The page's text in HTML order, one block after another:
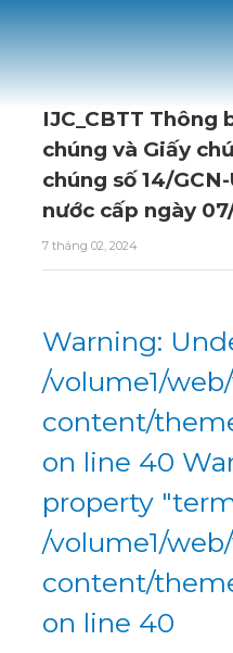
IJC_CBTT Thông
chúng và Giấy
chúng số 14/
nước cấp ngày
7 tháng 02, 2024
Warning:
/volume1/
content/
on line 40
property
/volume1/
content/
on line 40